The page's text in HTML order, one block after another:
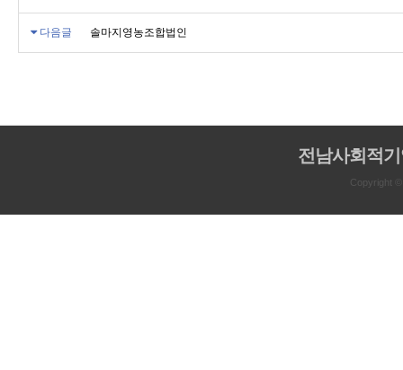
다음글 솔마지영농조합법인
전남사회적
Copyright